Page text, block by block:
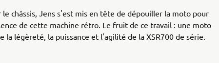
le châssis, Jens s'est mis en tête de dépouiller la moto pour
de cette machine rétro. Le fruit de ce travail : une moto
la légèreté, la puissance et l'agilité de la XSR700 de série.